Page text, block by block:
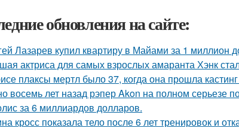
обновления на сайте:
Лазарев купил квартиру в Майами за 1 миллион
актриса для самых взрослых амаранта Хэнк
плаксы мертл было 37, когда она прошла
восемь лет назад рэпер Akon на полном серьезе
за 6 миллиардов долларов.
кросс показала тело после 6 лет тренировок и